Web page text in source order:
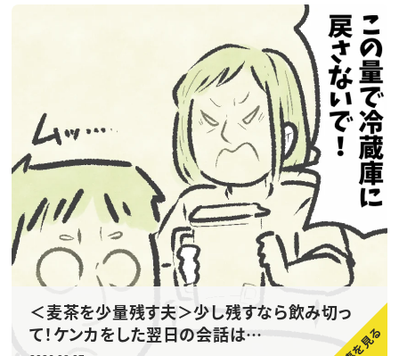
＜麦茶を少量残す夫＞少し残すなら飲み切っ
て！ケンカをした翌日の会話は…